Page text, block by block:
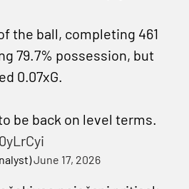
the ball, completing 461
79.7% possession, but
0.07xG.
be back on level terms.
June 17, 2026